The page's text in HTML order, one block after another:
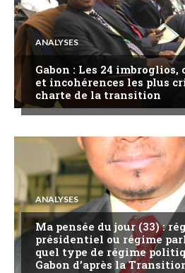
ANALYSES
Gabon : Les 24
et incohérences les plus
charte de la transition
ANALYSES
Ma pensée du jour (33) :
présidentiel ou régime
quel type de régime
Gabon d’après la